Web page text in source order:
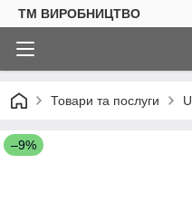
ТМ ВИРОБНИЦТВО
Товари та послуги
–9%